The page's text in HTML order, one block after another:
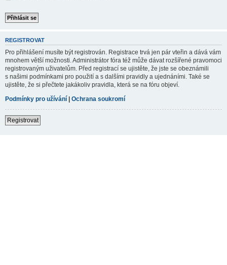
REGISTROVAT
Pro přihlášení musíte být registrován. Registrace trvá jen pár vteřin a dává vám
mnohem větší možnosti. Administrátor fóra též může dávat rozšířené pravomoci
registrovaným uživatelům. Před registrací se ujistěte, že jste se obeznámili
s našimi podmínkami pro použití a s dalšími pravidly a ujednáními. Také se
ujistěte, že si přečtete jakákoliv pravidla, která se na fóru objeví.
Podmínky pro užívání | Ochrana soukromí
Registrovat